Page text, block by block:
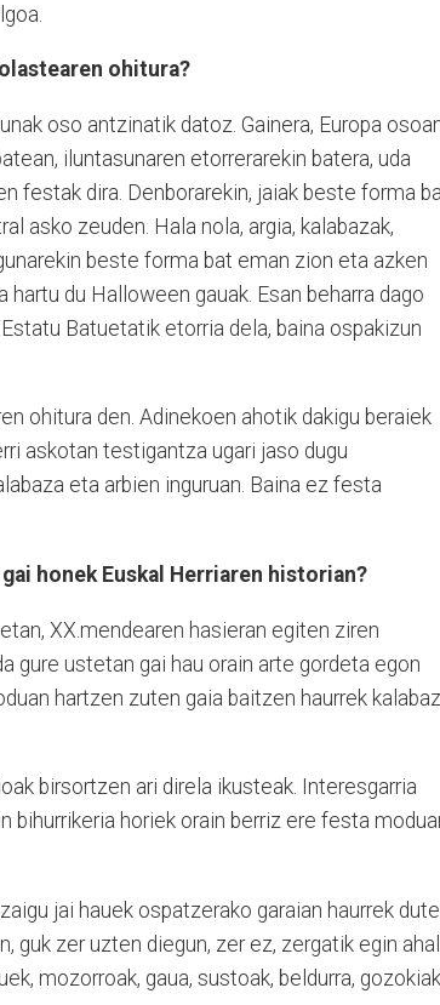
ohitura?
oso antzinatik datoz. Gainera, Europa
iluntasunaren etorrerarekin batera, uda
festak dira. Denborarekin, jaiak beste forma
asko zeuden. Hala nola, argia, kalabazak,
beste forma bat eman zion eta azken
du Halloween gauak. Esan beharra dago
Batuetatik etorria dela, baina ospakizun
ohitura den. Adinekoen ahotik dakigu beraiek
askotan testigantza ugari jaso dugu
eta arbien inguruan. Baina ez festa
honek Euskal Herriaren historian?
XX.mendearen hasieran egiten ziren
gure ustetan gai hau orain arte gordeta egon
hartzen zuten gaia baitzen haurrek
birsortzen ari direla ikusteak. Interesgarria
horiek orain berriz ere festa
jai hauek ospatzerako garaian haurrek
guk zer uzten diegun, zer ez, zergatik egin ahal
mozorroak, gaua, sustoak, beldurra, gozokiak...